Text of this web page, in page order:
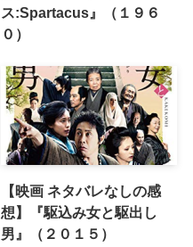
ス:Spartacus』（１９６
０）
【映画 ネタバレなしの感
想】『駆込み女と駆出し
男』（２０１５）